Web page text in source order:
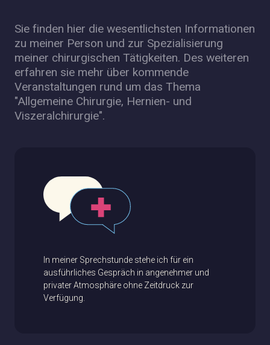
Sie finden hier die wesentlichsten Informationen
zu meiner Person und zur Spezialisierung
meiner chirurgischen Tätigkeiten. Des weiteren
erfahren sie mehr über kommende
Veranstaltungen rund um das Thema
"Allgemeine Chirurgie, Hernien- und
Viszeralchirurgie".
In meiner Sprechstunde stehe ich für ein
ausführliches Gespräch in angenehmer und
privater Atmosphäre ohne Zeitdruck zur
Verfügung.